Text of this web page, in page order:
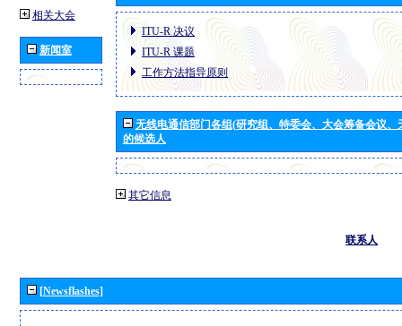
相关大会
新闻室
ITU-R 决议
ITU-R 课题
工作方法指导原则
无线电通信部门各组(研究组、特委会、大会筹备会议
的候选人
其它信息
联系人
[Newsflashes]